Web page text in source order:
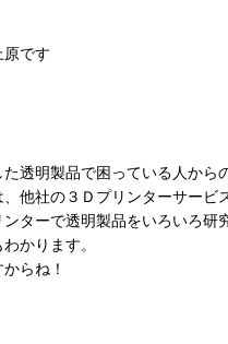
原です
透明製品で困っている人から
他社の３Ｄプリンターサービ
ターで透明製品をいろいろ研
かります。
らね！